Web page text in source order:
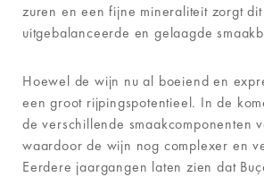
zuren en een fijne mineraliteit zorgt
uitgebalanceerde en gelaagde
Hoewel de wijn nu al boeiend en
een groot rijpingspotentieel. In de
de verschillende smaakcomponenten
waardoor de wijn nog complexer en
Eerdere jaargangen laten zien dat